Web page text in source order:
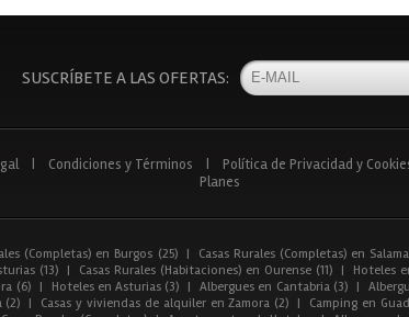
SUSCRÍBETE A LAS OFERTAS:
Condiciones y Términos Política de Privacidad y
Planes
(Completas) en Burgos (25) | Casas Rurales (Completas) en
(13) | Casas Rurales (Habitaciones) en Ourense (11) | Hoteles
(6) | Hoteles en Asturias (3) | Albergues en Cantabria (3) |
(2) | Casas y viviendas de alquiler en Zamora (2) | Camping en